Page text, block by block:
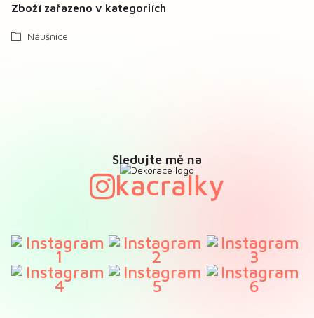
Zboží zařazeno v kategoriích
Náušnice
Sledujte mě na
kacralky